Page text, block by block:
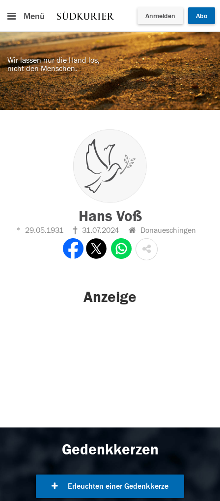
Menü Anmelden Abo
Wir lassen nur die Hand los,
nicht den Menschen.
Hans Voß
29.05.1931 31.07.2024 Donaueschingen
Anzeige
Gedenkkerzen
Erleuchten einer Gedenkkerze